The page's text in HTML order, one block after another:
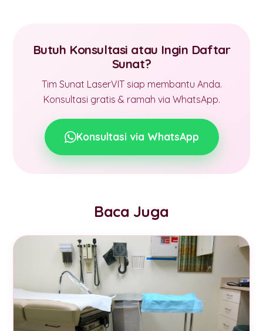
Butuh Konsultasi atau Ingin Daftar
Sunat?
Tim Sunat LaserVIT siap membantu Anda.
Konsultasi gratis & ramah via WhatsApp.
Konsultasi via WhatsApp
Baca Juga